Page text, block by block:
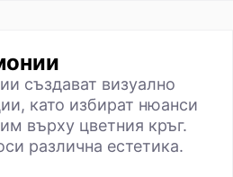
създават визуално
като избират нюанси
върху цветния кръг.
различна естетика.